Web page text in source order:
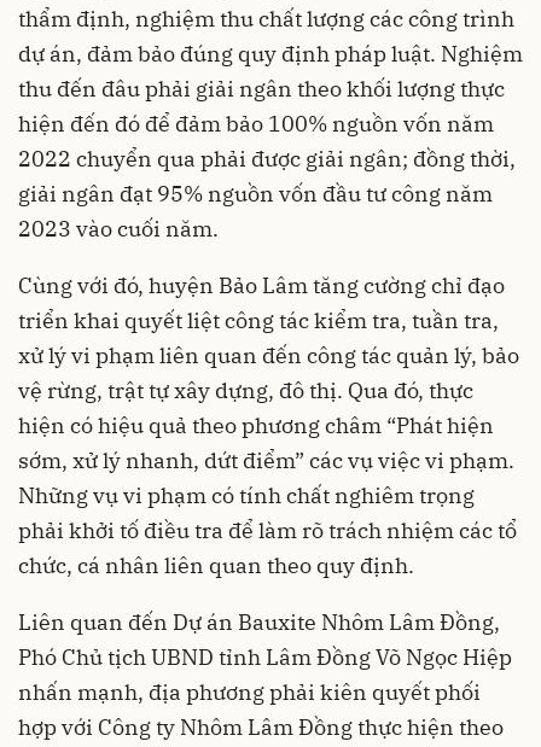
thẩm định, nghiệm thu chất lượng các công trình
dự án, đảm bảo đúng quy định pháp luật. Nghiệm
thu đến đâu phải giải ngân theo khối lượng thực
hiện đến đó để đảm bảo 100% nguồn vốn năm
2022 chuyển qua phải được giải ngân; đồng thời,
giải ngân đạt 95% nguồn vốn đầu tư công năm
2023 vào cuối năm.
Cùng với đó, huyện Bảo Lâm tăng cường chỉ đạo
triển khai quyết liệt công tác kiểm tra, tuần tra,
xử lý vi phạm liên quan đến công tác quản lý, bảo
vệ rừng, trật tự xây dựng, đô thị. Qua đó, thực
hiện có hiệu quả theo phương châm “Phát hiện
sớm, xử lý nhanh, dứt điểm” các vụ việc vi phạm.
Những vụ vi phạm có tính chất nghiêm trọng
phải khởi tố điều tra để làm rõ trách nhiệm các tổ
chức, cá nhân liên quan theo quy định.
Liên quan đến Dự án Bauxite Nhôm Lâm Đồng,
Phó Chủ tịch UBND tỉnh Lâm Đồng Võ Ngọc Hiệp
nhấn mạnh, địa phương phải kiên quyết phối
hợp với Công ty Nhôm Lâm Đồng thực hiện theo